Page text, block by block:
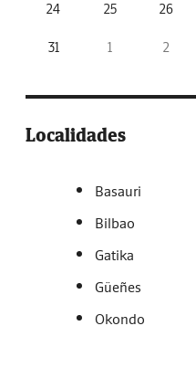
24 25 26
31 1 2
Localidades
Basauri
Bilbao
Gatika
Güeñes
Okondo